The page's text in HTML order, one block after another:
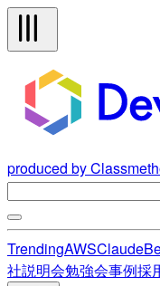
produced by
TrendingAWSClaude
社説明会勉強会事例採